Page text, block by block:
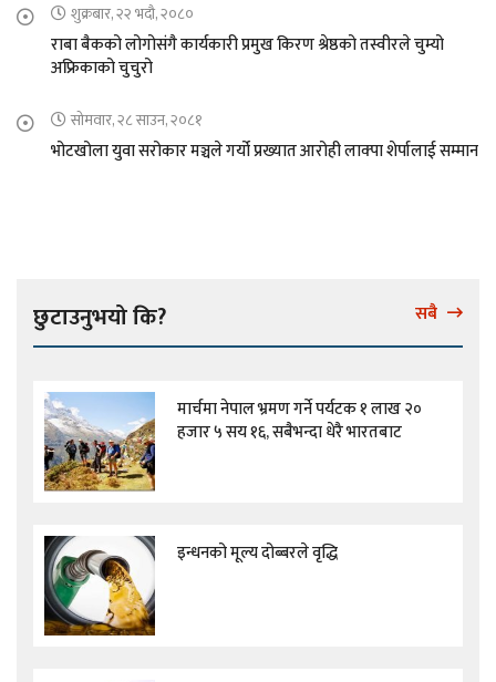
शुक्रबार, २२ भदौ, २०८०
राबा बैकको लोगोसंगै कार्यकारी प्रमुख किरण श्रेष्ठको तस्वीरले चुम्यो
अफ्रिकाको चुचुरो
सोमवार, २८ साउन, २०८१
भोटखोला युवा सरोकार मञ्चले गर्यो प्रख्यात आरोही लाक्पा शेर्पालाई सम्मान
छुटाउनुभयो कि? सबै
मार्चमा नेपाल भ्रमण गर्ने पर्यटक १ लाख २०
हजार ५ सय १६, सबैभन्दा धेरै भारतबाट
इन्धनको मूल्य दोब्बरले वृद्धि